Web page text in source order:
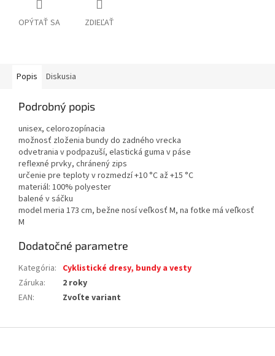
OPÝTAŤ SA ZDIEĽAŤ
Popis Diskusia
Podrobný popis
unisex, celorozopínacia
možnosť zloženia bundy do zadného vrecka
odvetrania v podpazuší, elastická guma v páse
reflexné prvky, chránený zips
určenie pre teploty v rozmedzí +10 °C až +15 °C
materiál: 100% polyester
balené v sáčku
model meria 173 cm, bežne nosí veľkosť M, na fotke má veľkosť
M
Dodatočné parametre
Kategória: Cyklistické dresy, bundy a vesty
Záruka:
2 roky
EAN: Zvoľte variant